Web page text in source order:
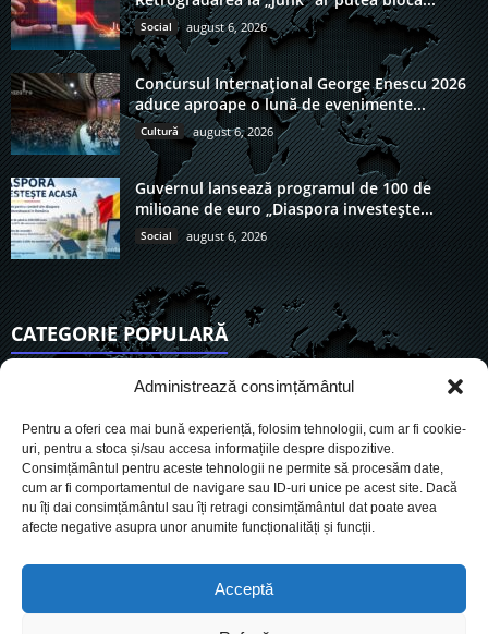
Administrează consimțământul
Pentru a oferi cea mai bună experiență, folosim tehnologii, cum ar fi cookie-
uri, pentru a stoca și/sau accesa informațiile despre dispozitive.
Consimțământul pentru aceste tehnologii ne permite să procesăm date,
cum ar fi comportamentul de navigare sau ID-uri unice pe acest site. Dacă
nu îți dai consimțământul sau îți retragi consimțământul dat poate avea
afecte negative asupra unor anumite funcționalități și funcții.
Acceptă
Social august 6, 2026
Concursul Internațional George Enescu 2026
aduce aproape o lună de evenimente...
Cultură august 6, 2026
Guvernul lansează programul de 100 de
milioane de euro „Diaspora investește...
Social august 6, 2026
CATEGORIE POPULARĂ
6901
Social
Politic
Economie
559